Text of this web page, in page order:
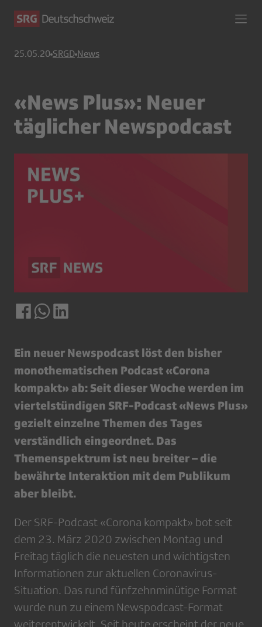
25.05.20 SRGD News
«News Plus»: Neuer
täglicher Newspodcast
Ein neuer Newspodcast löst den bisher
monothematischen Podcast «Corona
kompakt» ab: Seit dieser Woche werden im
viertelstündigen SRF-Podcast «News Plus»
gezielt einzelne Themen des Tages
verständlich eingeordnet. Das
Themenspektrum ist neu breiter – die
bewährte Interaktion mit dem Publikum
aber bleibt.
Der SRF-Podcast «Corona kompakt» bot seit
dem 23. März 2020 zwischen Montag und
Freitag täglich die neuesten und wichtigsten
Informationen zur aktuellen Coronavirus-
Situation. Das rund fünfzehnminütige Format
wurde nun zu einem Newspodcast-Format
weiterentwickelt. Seit heute erscheint der neue